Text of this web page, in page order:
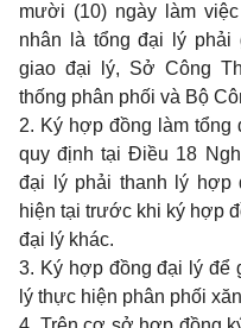
mười (10) ngày làm
nhân là tổng đại lý phải
giao đại lý, Sở Công
thống phân phối và Bộ
2. Ký hợp đồng làm tổng
quy định tại Điều 18
đại lý phải thanh lý
hiện tại trước khi ký hợp
đại lý khác.
3. Ký hợp đồng đại lý để
lý thực hiện phân phối